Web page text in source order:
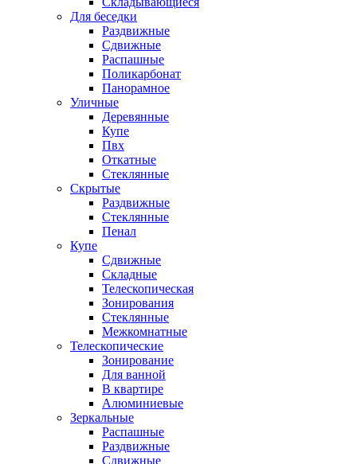
Для беседки
Раздвижные
Сдвижные
Распашные
Поликарбонат
Панорамное
Уличные
Деревянные
Купе
Пвх
Откатные
Стеклянные
Скрытые
Раздвижные
Стеклянные
Пенал
Купе
Сдвижные
Складные
Телескопическая
Зонирования
Стеклянные
Межкомнатные
Телескопические
Зонирование
Для ванной
В квартире
Алюминиевые
Зеркальные
Распашные
Раздвижные
Сдвижные